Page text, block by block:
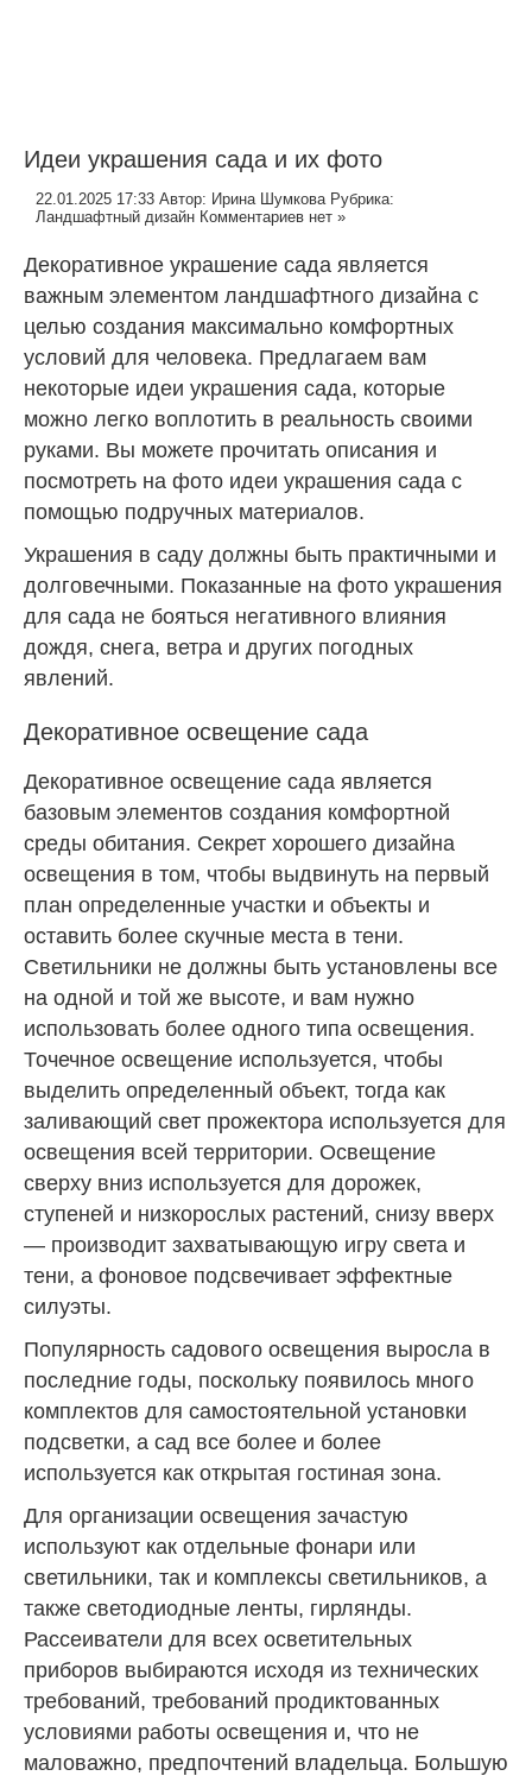
Идеи украшения сада и их фото
22.01.2025 17:33 Автор: Ирина Шумкова Рубрика:
Ландшафтный дизайн Комментариев нет »
Декоративное украшение сада является
важным элементом ландшафтного дизайна с
целью создания максимально комфортных
условий для человека. Предлагаем вам
некоторые идеи украшения сада, которые
можно легко воплотить в реальность своими
руками. Вы можете прочитать описания и
посмотреть на фото идеи украшения сада с
помощью подручных материалов.
Украшения в саду должны быть практичными и
долговечными. Показанные на фото украшения
для сада не бояться негативного влияния
дождя, снега, ветра и других погодных
явлений.
Декоративное освещение сада
Декоративное освещение сада является
базовым элементов создания комфортной
среды обитания. Секрет хорошего дизайна
освещения в том, чтобы выдвинуть на первый
план определенные участки и объекты и
оставить более скучные места в тени.
Светильники не должны быть установлены все
на одной и той же высоте, и вам нужно
использовать более одного типа освещения.
Точечное освещение используется, чтобы
выделить определенный объект, тогда как
заливающий свет прожектора используется для
освещения всей территории. Освещение
сверху вниз используется для дорожек,
ступеней и низкорослых растений, снизу вверх
— производит захватывающую игру света и
тени, а фоновое подсвечивает эффектные
силуэты.
Популярность садового освещения выросла в
последние годы, поскольку появилось много
комплектов для самостоятельной установки
подсветки, а сад все более и более
используется как открытая гостиная зона.
Для организации освещения зачастую
используют как отдельные фонари или
светильники, так и комплексы светильников, а
также светодиодные ленты, гирлянды.
Рассеиватели для всех осветительных
приборов выбираются исходя из технических
требований, требований продиктованных
условиями работы освещения и, что не
маловажно, предпочтений владельца. Большую